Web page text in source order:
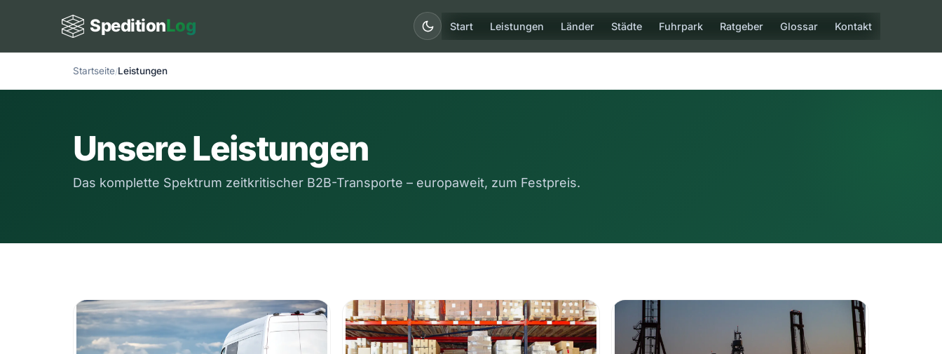
SpeditionLog Start Leistungen Länder Städte Fuhrpark Ratgeber Glossar Kontakt
Startseite Leistungen
Unsere Leistungen
Das komplette Spektrum zeitkritischer B2B-Transporte – europaweit, zum Festpreis.